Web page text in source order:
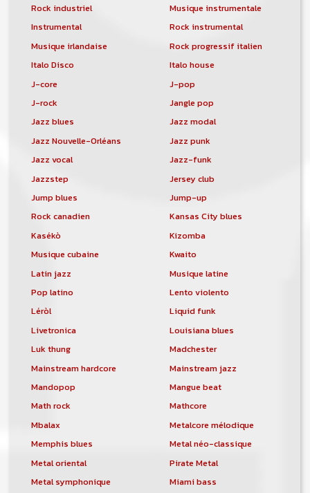
Rock industriel
Musique instrumentale
Instrumental
Rock instrumental
Musique irlandaise
Rock progressif italien
Italo Disco
Italo house
J-core
J-pop
J-rock
Jangle pop
Jazz blues
Jazz modal
Jazz Nouvelle-Orléans
Jazz punk
Jazz vocal
Jazz-funk
Jazzstep
Jersey club
Jump blues
Jump-up
Rock canadien
Kansas City blues
Kasékò
Kizomba
Musique cubaine
Kwaito
Latin jazz
Musique latine
Pop latino
Lento violento
Léròl
Liquid funk
Livetronica
Louisiana blues
Luk thung
Madchester
Mainstream hardcore
Mainstream jazz
Mandopop
Mangue beat
Math rock
Mathcore
Mbalax
Metalcore mélodique
Memphis blues
Metal néo-classique
Metal oriental
Pirate Metal
Metal symphonique
Miami bass